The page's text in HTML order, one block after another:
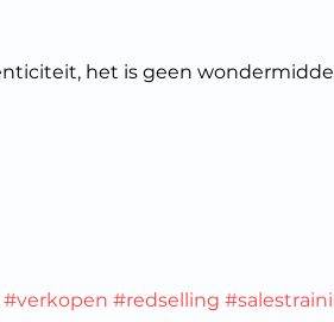
het is geen
#verkopen #redselling